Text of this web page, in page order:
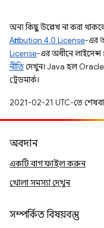
অন্য কিছু উল্লেখ না করা
Attribution 4.0 License-এর
License-এর অধীনে লাইসেন্স
নীতিদেখুন। Java হল Oracle
ট্রেডমার্ক।
2021-02-21 UTC-তে
অবদান
একটি বাগ ফাইল করুন
খোলা সমস্যা দেখুন
সম্পর্কিত বিষয়বস্তু